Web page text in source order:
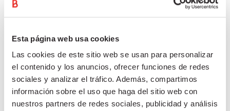
Esta página web usa cookies
Las cookies de este sitio web se usan para personalizar
el contenido y los anuncios, ofrecer funciones de redes
sociales y analizar el tráfico. Además, compartimos
información sobre el uso que haga del sitio web con
nuestros partners de redes sociales, publicidad y análisis
El evento no solo fue una celebración interna, sino también
una ocasión para reafirmar los valores que nos guían en
productos de calidad, sino también cultivar un entorno
laboral que valora a cada miembro del equipo.
Actuaciones en vivo y
parlamentos